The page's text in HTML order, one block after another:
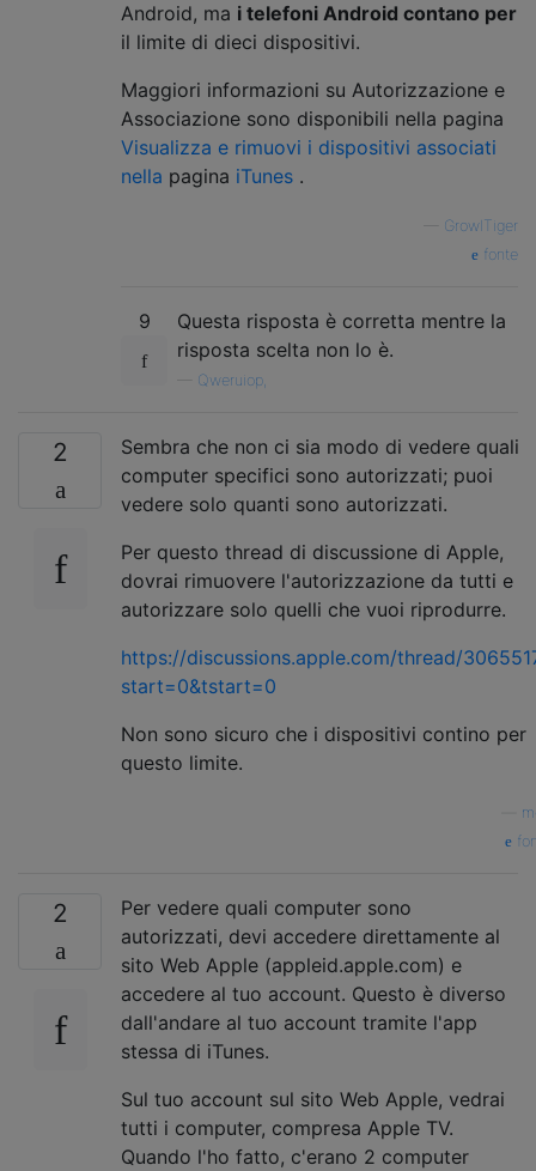
Android, ma i telefoni Android contano per
il limite di dieci dispositivi.
Maggiori informazioni su Autorizzazione e
Associazione sono disponibili nella pagina
Visualizza e rimuovi i dispositivi associati
nella pagina iTunes .
GrowlTiger
fonte
9
Questa risposta è corretta mentre la
risposta scelta non lo è.
Qweruiop,
2
Sembra che non ci sia modo di vedere quali
computer specifici sono autorizzati; puoi
vedere solo quanti sono autorizzati.
Per questo thread di discussione di Apple,
dovrai rimuovere l'autorizzazione da tutti e
autorizzare solo quelli che vuoi riprodurre.
https://discussions.apple.com/thread/
start=0&tstart=0
Non sono sicuro che i dispositivi contino per
questo limite.
2
Per vedere quali computer sono
autorizzati, devi accedere direttamente al
sito Web Apple (appleid.apple.com) e
accedere al tuo account. Questo è diverso
dall'andare al tuo account tramite l'app
stessa di iTunes.
Sul tuo account sul sito Web Apple, vedrai
tutti i computer, compresa Apple TV.
Quando l'ho fatto, c'erano 2 computer